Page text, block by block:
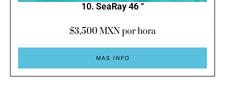
10. SeaRay 46 “
$3,500MXN por hora
MAS INFO